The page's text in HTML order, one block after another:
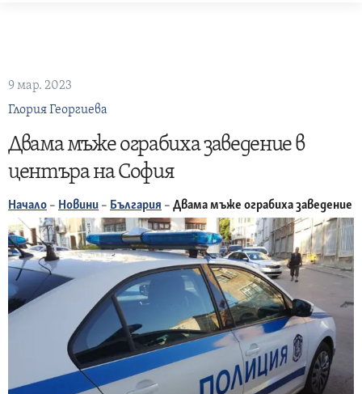
9 мар. 2023
Глория Георгиева
Двама мъже ограбиха заведение в
центъра на София
Начало – Новини – България – Двама мъже ограбиха заведение